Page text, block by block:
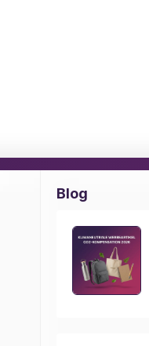
Blog